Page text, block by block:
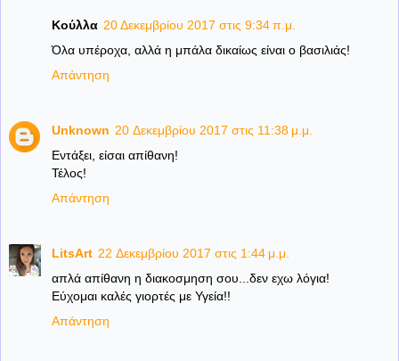
Κούλλα 20 Δεκεμβρίου 2017 στις 9:34 π.μ.
Όλα υπέροχα, αλλά η μπάλα δικαίως είναι ο βασιλιάς!
Απάντηση
Unknown 20 Δεκεμβρίου 2017 στις 11:38 μ.μ.
Εντάξει, είσαι απίθανη!
Τέλος!
Απάντηση
LitsArt 22 Δεκεμβρίου 2017 στις 1:44 μ.μ.
απλά απίθανη η διακοσμηση σου...δεν εχω λόγια!
Εύχομαι καλές γιορτές με Υγεία!!
Απάντηση